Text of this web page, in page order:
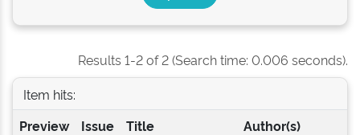
Results 1-2 of 2 (Search time: 0.006 seconds).
Item hits:
Preview
Issue
Title Author(s)